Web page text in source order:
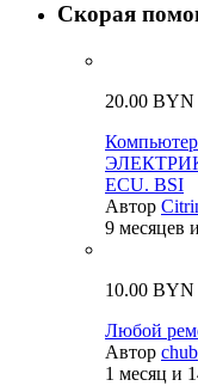
Скорая
20.00 BYN
ECU. BSI
Автор
9 месяцев
10.00 BYN
Любой
Автор chub
1 месяц и